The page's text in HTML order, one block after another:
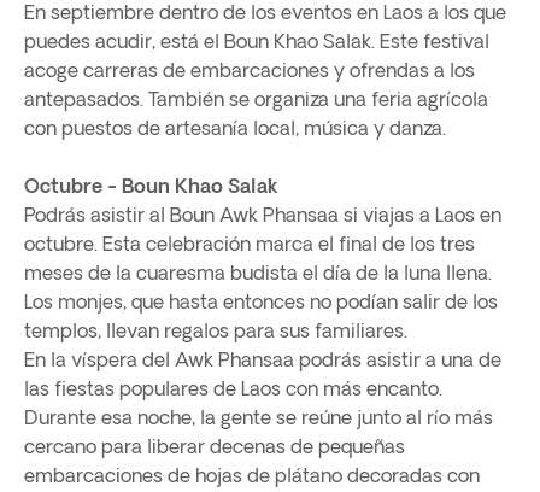
En septiembre dentro de los eventos en Laos a los que
puedes acudir, está el Boun Khao Salak. Este festival
acoge carreras de embarcaciones y ofrendas a los
antepasados. También se organiza una feria agrícola
con puestos de artesanía local, música y danza.
Octubre - Boun Khao Salak
Podrás asistir al Boun Awk Phansaa si viajas a Laos en
octubre. Esta celebración marca el final de los tres
meses de la cuaresma budista el día de la luna llena.
Los monjes, que hasta entonces no podían salir de los
templos, llevan regalos para sus familiares.
En la víspera del Awk Phansaa podrás asistir a una de
las fiestas populares de Laos con más encanto.
Durante esa noche, la gente se reúne junto al río más
cercano para liberar decenas de pequeñas
embarcaciones de hojas de plátano decoradas con